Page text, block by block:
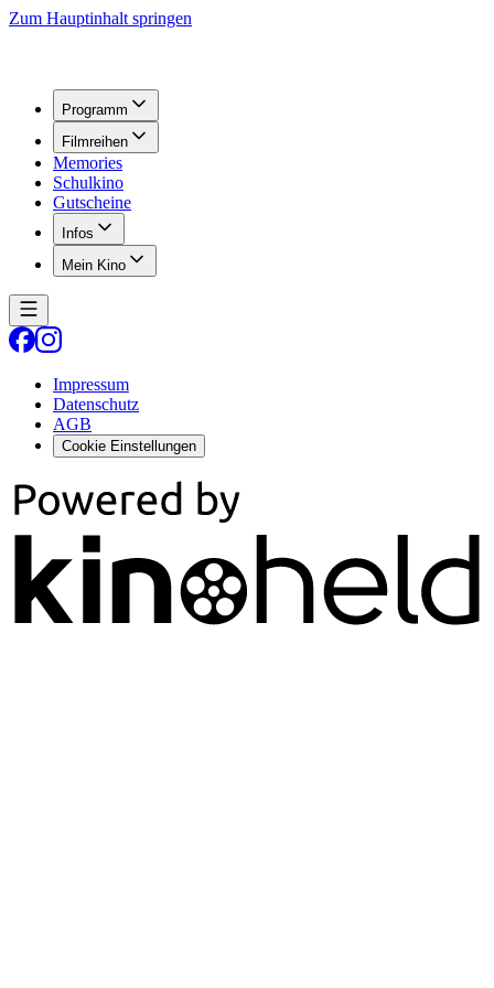
Zum Hauptinhalt springen
Programm
Filmreihen
Memories
Schulkino
Gutscheine
Infos
Mein Kino
Impressum
Datenschutz
AGB
Cookie Einstellungen